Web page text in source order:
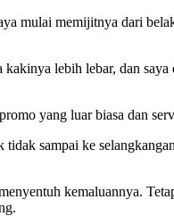
mulai memijitnya dari
lebih lebar, dan
yang luar biasa dan
sampai ke
kemaluannya.